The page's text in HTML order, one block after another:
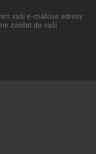
vaší e-mailové adresy
zasílat do vaší